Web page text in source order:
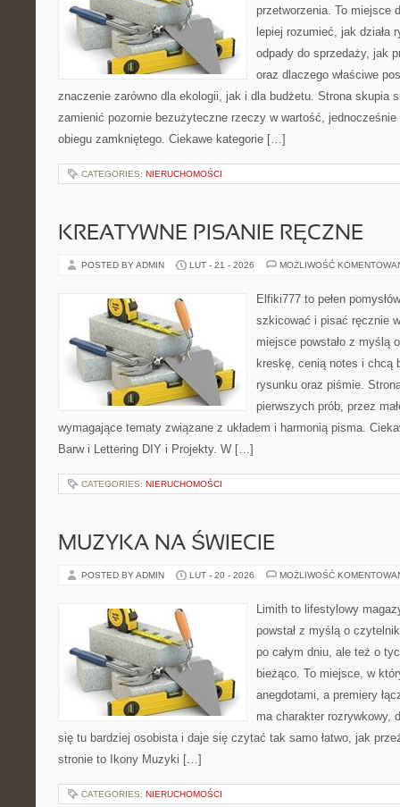
przetworzenia. To miejsce
lepiej rozumieć, jak działa
odpady do sprzedaży, jak
oraz dlaczego właściwe
znaczenie zarówno dla ekologii, jak i dla budżetu. Strona skupia
zamienić pozornie bezużyteczne rzeczy w wartość, jednocześnie
obiegu zamkniętego. Ciekawe kategorie […]
CATEGORIES: NIERUCHOMOŚCI
KREATYWNE PISANIE RĘCZNE
POSTED BY ADMIN LUT - 21 - 2026 MOŻLIWOŚĆ
Elfiki777 to pełen
szkicować i pisać ręcznie
miejsce powstało z myślą
kreskę, cenią notes i chcą
rysunku oraz piśmie.
pierwszych prób, przez
wymagające tematy związane z układem i harmonią pisma.
Barw i Lettering DIY i Projekty. W […]
CATEGORIES: NIERUCHOMOŚCI
MUZYKA NA ŚWIECIE
POSTED BY ADMIN LUT - 20 - 2026 MOŻLIWOŚĆ
Limith to lifestylowy
powstał z myślą o
po całym dniu, ale też o
bieżąco. To miejsce, w
anegdotami, a premiery
ma charakter rozrywkowy,
się tu bardziej osobista i daje się czytać tak samo łatwo, jak
stronie to Ikony Muzyki […]
CATEGORIES: NIERUCHOMOŚCI